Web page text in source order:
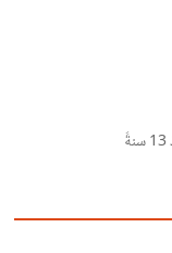
13 سنةً